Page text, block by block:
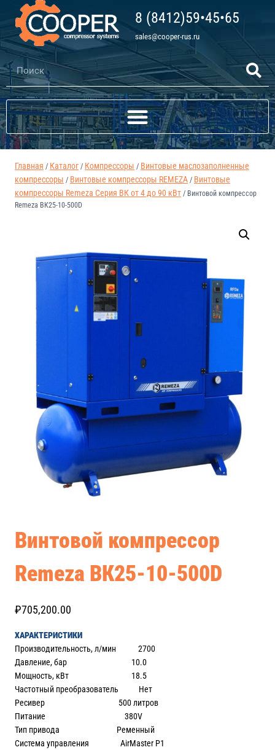
8 (8412)59•45•65
sales@cooper-rus.ru
Главная / Каталог / Компрессоры / Винтовые маслозаполненные
компрессоры / Винтовые компрессоры REMEZA / Винтовые
компрессоры Remeza Серия ВК от 4 до 90 кВт / Винтовой компрессор
Remeza ВК25-10-500D
Винтовой компрессор
Remeza ВК25-10-500D
₽705,200.00
ХАРАКТЕРИСТИКИ
Производительность, л/мин 2700
Давление, бар 10.0
Мощность, кВт 18.5
Частотный преобразователь Нет
Ресивер 500 литров
Питание 380V
Тип привода Ременный
Система управления AirMaster Р1